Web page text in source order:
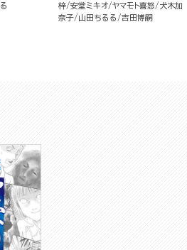
梓 安堂ミキオ ヤマモト喜怒
犬木加
奈子
山田ちるる 吉田博嗣